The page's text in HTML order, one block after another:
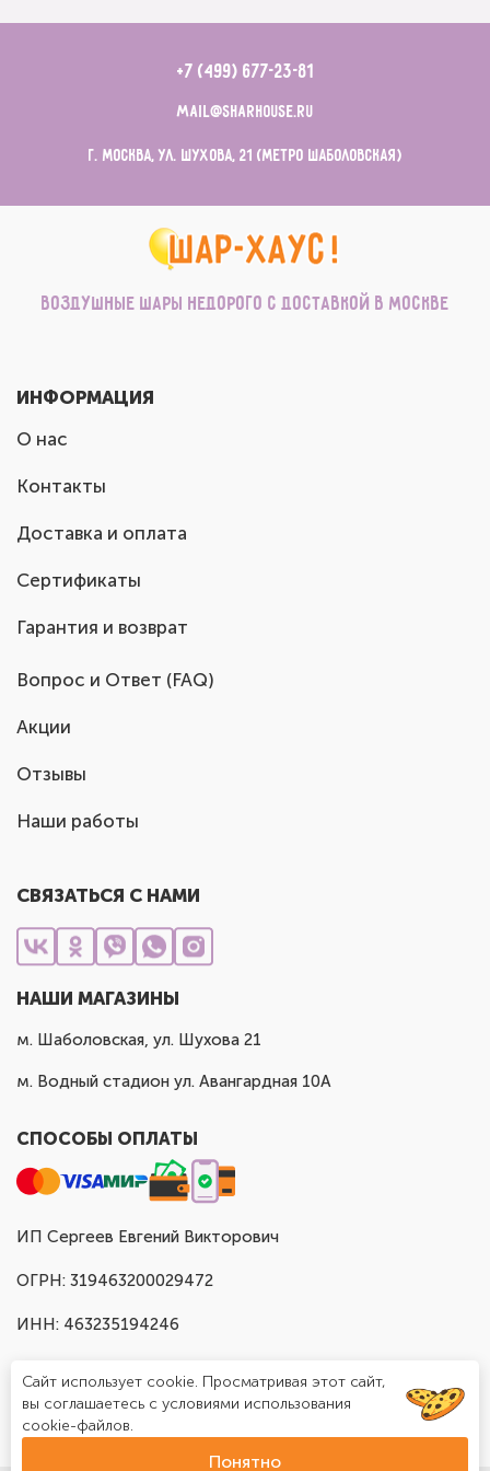
+7 (499) 677-23-81
mail@sharhouse.ru
г. Москва, ул. Шухова, 21 (метро Шаболовская)
Воздушные шары недорого с доставкой в Москве
ИНФОРМАЦИЯ
О нас
Контакты
Доставка и оплата
Сертификаты
Гарантия и возврат
Вопрос и Ответ (FAQ)
Акции
Отзывы
Наши работы
СВЯЗАТЬСЯ С НАМИ
НАШИ МАГАЗИНЫ
м. Шаболовская, ул. Шухова 21
м. Водный стадион ул. Авангардная 10А
СПОСОБЫ ОПЛАТЫ
ИП Сергеев Евгений Викторович
ОГРН: 319463200029472
ИНН: 463235194246
Сайт использует cookie. Просматривая этот сайт,
вы соглашаетесь с условиями использования
cookie-файлов.
Понятно